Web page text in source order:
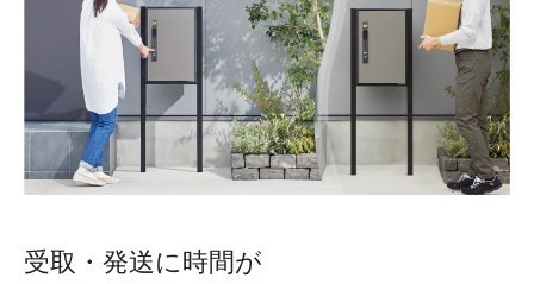
受取・発送に時間が